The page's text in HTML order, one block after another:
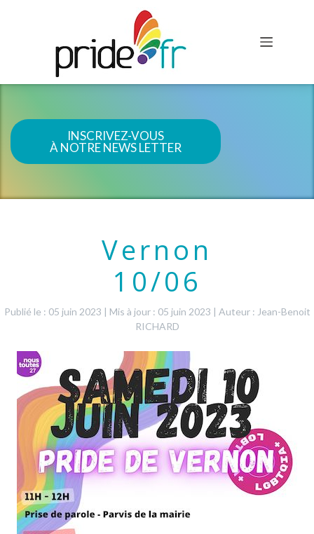
INSCRIVEZ-VOUS
À NOTRE NEWS LETTER
Vernon
10/06
Publié le : 05 juin 2023 | Mis à jour : 05 juin 2023 | Auteur : Jean-Benoit
RICHARD